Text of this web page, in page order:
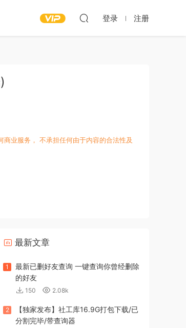
登录 注册
业服务， 不承担任何由于内容的合法性及
最新文章
1
最新已删好友查询 一键查询你曾经删除
的好友
150 2.08k
2
【独家发布】社工库16.9G打包下载/已
分割完毕/带查询器